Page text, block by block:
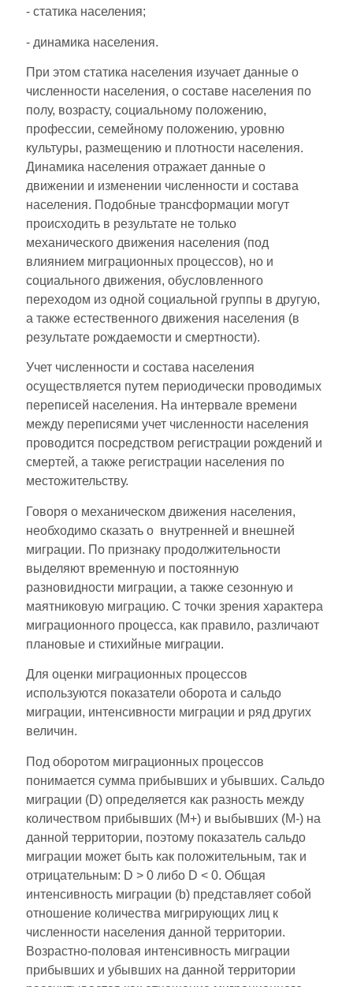
- статика населения;
- динамика населения.
При этом статика населения изучает данные о
численности населения, о составе населения по
полу, возрасту, социальному положению,
профессии, семейному положению, уровню
культуры, размещению и плотности населения.
Динамика населения отражает данные о
движении и изменении численности и состава
населения. Подобные трансформации могут
происходить в результате не только
механического движения населения (под
влиянием миграционных процессов), но и
социального движения, обусловленного
переходом из одной социальной группы в другую,
а также естественного движения населения (в
результате рождаемости и смертности).
Учет численности и состава населения
осуществляется путем периодически проводимых
переписей населения. На интервале времени
между переписями учет численности населения
проводится посредством регистрации рождений и
смертей, а также регистрации населения по
местожительству.
Говоря о механическом движения населения,
необходимо сказать о внутренней и внешней
миграции. По признаку продолжительности
выделяют временную и постоянную
разновидности миграции, а также сезонную и
маятниковую миграцию. С точки зрения характера
миграционного процесса, как правило, различают
плановые и стихийные миграции.
Для оценки миграционных процессов
используются показатели оборота и сальдо
миграции, интенсивности миграции и ряд других
величин.
Под оборотом миграционных процессов
понимается сумма прибывших и убывших. Сальдо
миграции (D) определяется как разность между
количеством прибывших (М+) и выбывших (М-) на
данной территории, поэтому показатель сальдо
миграции может быть как положительным, так и
отрицательным: D > 0 либо D < 0. Общая
интенсивность миграции (b) представляет собой
отношение количества мигрирующих лиц к
численности населения данной территории.
Возрастно-половая интенсивность миграции
прибывших и убывших на данной территории